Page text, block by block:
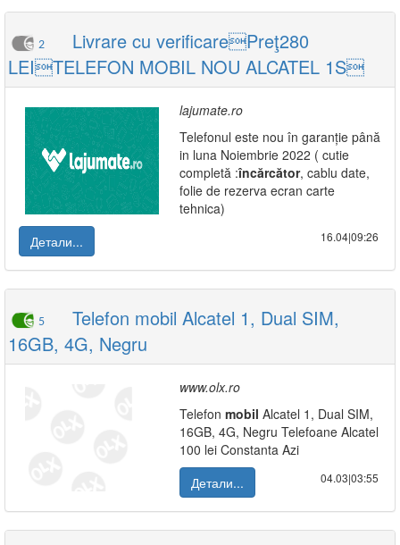
2
Livrare cu verificarePreţ280
LEITELEFON MOBIL NOU ALCATEL 1S
lajumate.ro
Telefonul este nou în garanție până
in luna Noiembrie 2022 ( cutie
completă :încărcător, cablu date,
folie de rezerva ecran carte
tehnica)
Детали...
16.04|09:26
5
Telefon mobil Alcatel 1, Dual SIM,
16GB, 4G, Negru
www.olx.ro
Telefon mobil Alcatel 1, Dual SIM,
16GB, 4G, Negru Telefoane Alcatel
100 lei Constanta Azi
Детали...
04.03|03:55